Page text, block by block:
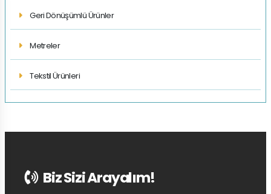
Geri Dönüşümlü Ürünler
Metreler
Tekstil Ürünleri
Biz Sizi Arayalım!